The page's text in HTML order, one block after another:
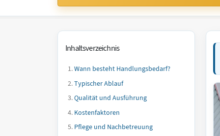
Inhaltsverzeichnis
Wann besteht Handlungsbedarf?
Typischer Ablauf
Qualität und Ausführung
Kostenfaktoren
Pflege und Nachbetreuung